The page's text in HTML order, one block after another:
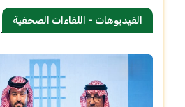
الفيديوهات - اللقاءات الصحفية